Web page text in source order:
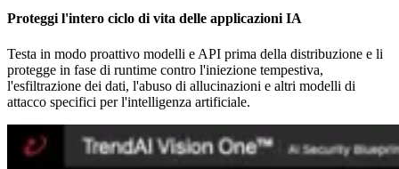
Proteggi l'intero ciclo di vita delle applicazioni IA
Testa in modo proattivo modelli e API prima della distribuzione e li
protegge in fase di runtime contro l'iniezione tempestiva,
l'esfiltrazione dei dati, l'abuso di allucinazioni e altri modelli di
attacco specifici per l'intelligenza artificiale.